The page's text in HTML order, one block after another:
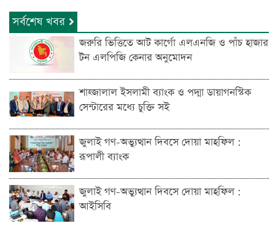
সর্বশেষ খবর
জরুরি ভিত্তিতে আট কার্গো এলএনজি ও পাঁচ হাজার
টন এলপিজি কেনার অনুমোদন
শাহ্জালাল ইসলামী ব্যাংক ও পদ্মা ডায়াগনস্টিক
সেন্টারের মধ্যে চুক্তি সই
জুলাই গণ-অভ্যুত্থান দিবসে দোয়া মাহফিল :
রূপালী ব্যাংক
জুলাই গণ-অভ্যুত্থান দিবসে দোয়া মাহফিল :
আইসিবি